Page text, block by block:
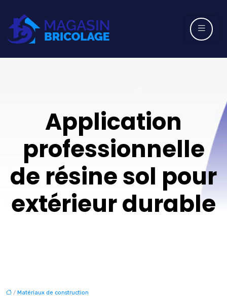
Application
professionnelle
de résine sol pour
extérieur durable
/ Matériaux de construction